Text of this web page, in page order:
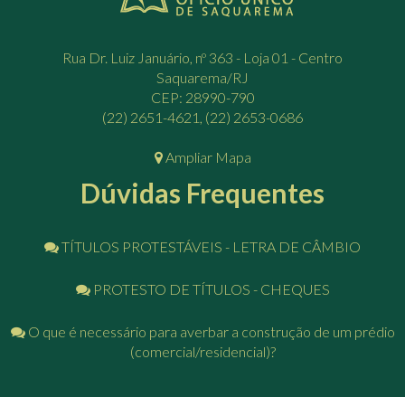
Rua Dr. Luiz Januário, nº 363 - Loja 01 - Centro
Saquarema/RJ
CEP: 28990-790
(22) 2651-4621, (22) 2653-0686
Ampliar Mapa
Dúvidas Frequentes
TÍTULOS PROTESTÁVEIS - LETRA DE CÂMBIO
PROTESTO DE TÍTULOS - CHEQUES
O que é necessário para averbar a construção de um prédio
(comercial/residencial)?